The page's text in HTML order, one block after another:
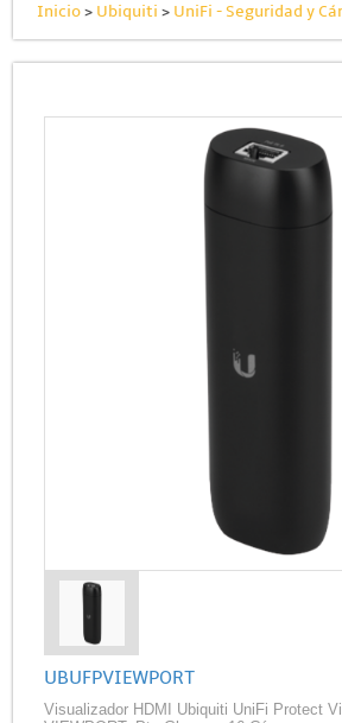
Inicio> Ubiquiti > UniFi - Seguridad y
UBUFPVIEWPORT
Visualizador HDMI Ubiquiti UniFi Protect